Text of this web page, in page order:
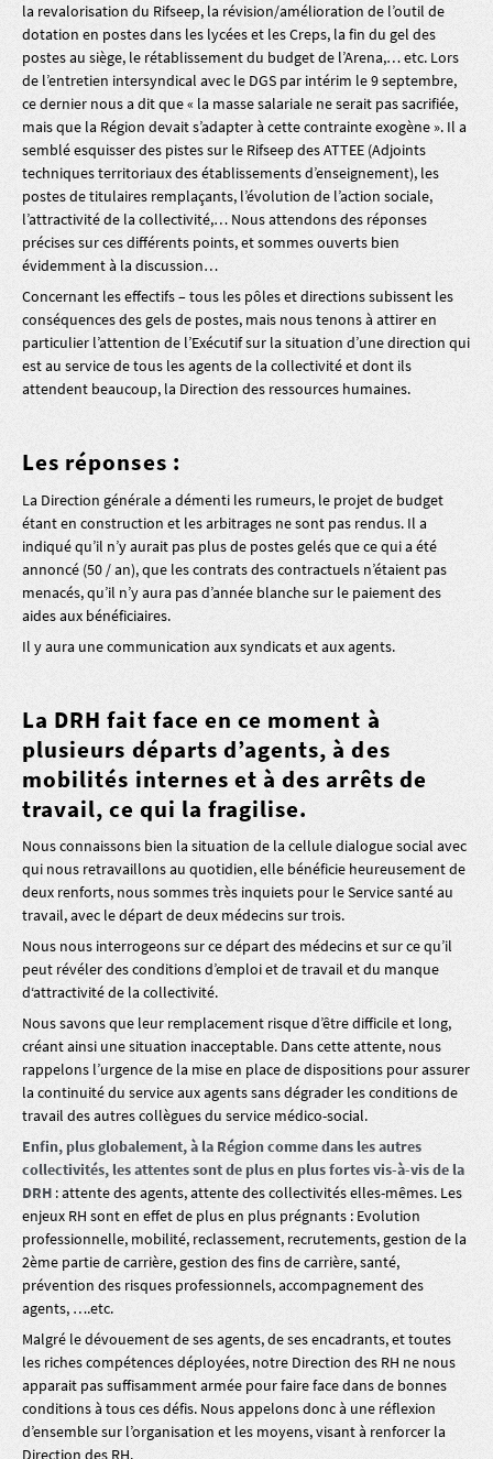
la revalorisation du Rifseep, la révision/amélioration de l’outil de
dotation en postes dans les lycées et les Creps, la fin du gel des
postes au siège, le rétablissement du budget de l’Arena,… etc. Lors
de l’entretien intersyndical avec le DGS par intérim le 9 septembre,
ce dernier nous a dit que « la masse salariale ne serait pas sacrifiée,
mais que la Région devait s’adapter à cette contrainte exogène ». Il a
semblé esquisser des pistes sur le Rifseep des ATTEE (Adjoints
techniques territoriaux des établissements d’enseignement), les
postes de titulaires remplaçants, l’évolution de l’action sociale,
l’attractivité de la collectivité,… Nous attendons des réponses
précises sur ces différents points, et sommes ouverts bien
évidemment à la discussion…
Concernant les effectifs – tous les pôles et directions subissent les
conséquences des gels de postes, mais nous tenons à attirer en
particulier l’attention de l’Exécutif sur la situation d’une direction qui
est au service de tous les agents de la collectivité et dont ils
attendent beaucoup, la Direction des ressources humaines.
Les réponses :
La Direction générale a démenti les rumeurs, le projet de budget
étant en construction et les arbitrages ne sont pas rendus. Il a
indiqué qu’il n’y aurait pas plus de postes gelés que ce qui a été
annoncé (50 / an), que les contrats des contractuels n’étaient pas
menacés, qu’il n’y aura pas d’année blanche sur le paiement des
aides aux bénéficiaires.
Il y aura une communication aux syndicats et aux agents.
La DRH fait face en ce moment à
plusieurs départs d’agents, à des
mobilités internes et à des arrêts de
travail, ce qui la fragilise.
Nous connaissons bien la situation de la cellule dialogue social avec
qui nous retravaillons au quotidien, elle bénéficie heureusement de
deux renforts, nous sommes très inquiets pour le Service santé au
travail, avec le départ de deux médecins sur trois.
Nous nous interrogeons sur ce départ des médecins et sur ce qu’il
peut révéler des conditions d’emploi et de travail et du manque
d‘attractivité de la collectivité.
Nous savons que leur remplacement risque d’être difficile et long,
créant ainsi une situation inacceptable. Dans cette attente, nous
rappelons l’urgence de la mise en place de dispositions pour assurer
la continuité du service aux agents sans dégrader les conditions de
travail des autres collègues du service médico-social.
Enfin, plus globalement, à la Région comme dans les autres
collectivités, les attentes sont de plus en plus fortes vis-à-vis de la
DRH : attente des agents, attente des collectivités elles-mêmes. Les
enjeux RH sont en effet de plus en plus prégnants : Evolution
professionnelle, mobilité, reclassement, recrutements, gestion de la
2ème partie de carrière, gestion des fins de carrière, santé,
prévention des risques professionnels, accompagnement des
agents, ….etc.
Malgré le dévouement de ses agents, de ses encadrants, et toutes
les riches compétences déployées, notre Direction des RH ne nous
apparait pas suffisamment armée pour faire face dans de bonnes
conditions à tous ces défis. Nous appelons donc à une réflexion
d’ensemble sur l’organisation et les moyens, visant à renforcer la
Direction des RH.